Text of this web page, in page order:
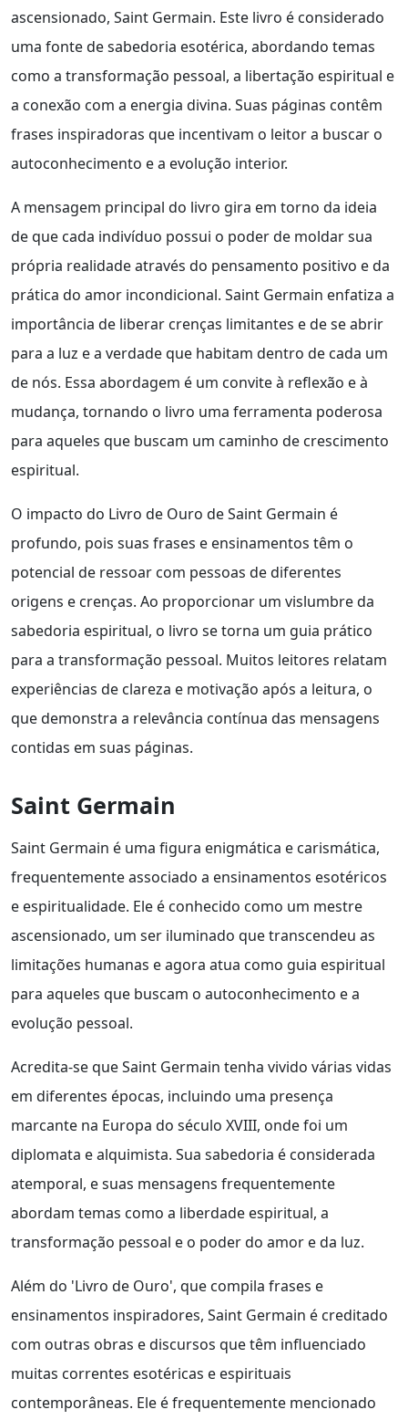
ascensionado, Saint Germain. Este livro é considerado
uma fonte de sabedoria esotérica, abordando temas
como a transformação pessoal, a libertação espiritual e
a conexão com a energia divina. Suas páginas contêm
frases inspiradoras que incentivam o leitor a buscar o
autoconhecimento e a evolução interior.
A mensagem principal do livro gira em torno da ideia
de que cada indivíduo possui o poder de moldar sua
própria realidade através do pensamento positivo e da
prática do amor incondicional. Saint Germain enfatiza a
importância de liberar crenças limitantes e de se abrir
para a luz e a verdade que habitam dentro de cada um
de nós. Essa abordagem é um convite à reflexão e à
mudança, tornando o livro uma ferramenta poderosa
para aqueles que buscam um caminho de crescimento
espiritual.
O impacto do Livro de Ouro de Saint Germain é
profundo, pois suas frases e ensinamentos têm o
potencial de ressoar com pessoas de diferentes
origens e crenças. Ao proporcionar um vislumbre da
sabedoria espiritual, o livro se torna um guia prático
para a transformação pessoal. Muitos leitores relatam
experiências de clareza e motivação após a leitura, o
que demonstra a relevância contínua das mensagens
contidas em suas páginas.
Saint Germain
Saint Germain é uma figura enigmática e carismática,
frequentemente associado a ensinamentos esotéricos
e espiritualidade. Ele é conhecido como um mestre
ascensionado, um ser iluminado que transcendeu as
limitações humanas e agora atua como guia espiritual
para aqueles que buscam o autoconhecimento e a
evolução pessoal.
Acredita-se que Saint Germain tenha vivido várias vidas
em diferentes épocas, incluindo uma presença
marcante na Europa do século XVIII, onde foi um
diplomata e alquimista. Sua sabedoria é considerada
atemporal, e suas mensagens frequentemente
abordam temas como a liberdade espiritual, a
transformação pessoal e o poder do amor e da luz.
Além do 'Livro de Ouro', que compila frases e
ensinamentos inspiradores, Saint Germain é creditado
com outras obras e discursos que têm influenciado
muitas correntes esotéricas e espirituais
contemporâneas. Ele é frequentemente mencionado